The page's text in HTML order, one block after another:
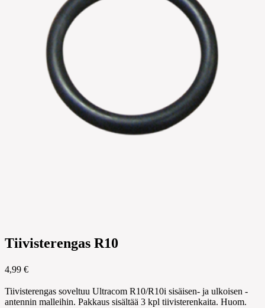
Tiivisterengas R10
4,99 €
Tiivisterengas soveltuu Ultracom R10/R10i sisäisen- ja ulkoisen -
antennin malleihin. Pakkaus sisältää 3 kpl tiivisterenkaita. Huom.